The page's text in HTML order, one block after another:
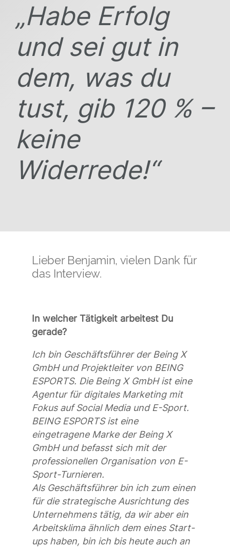
„Habe Erfolg
und sei gut in
dem, was du
tust, gib 120 % –
keine
Widerrede!“
Lieber Benjamin, vielen Dank für
das Interview.
In welcher Tätigkeit arbeitest Du
gerade?
Ich bin Geschäftsführer der Being X
GmbH und Projektleiter von BEING
ESPORTS. Die Being X GmbH ist eine
Agentur für digitales Marketing mit
Fokus auf Social Media und E-Sport.
BEING ESPORTS ist eine
eingetragene Marke der Being X
GmbH und befasst sich mit der
professionellen Organisation von E-
Sport-Turnieren.
Als Geschäftsführer bin ich zum einen
für die strategische Ausrichtung des
Unternehmens tätig, da wir aber ein
Arbeitsklima ähnlich dem eines Start-
ups haben, bin ich bis heute auch an